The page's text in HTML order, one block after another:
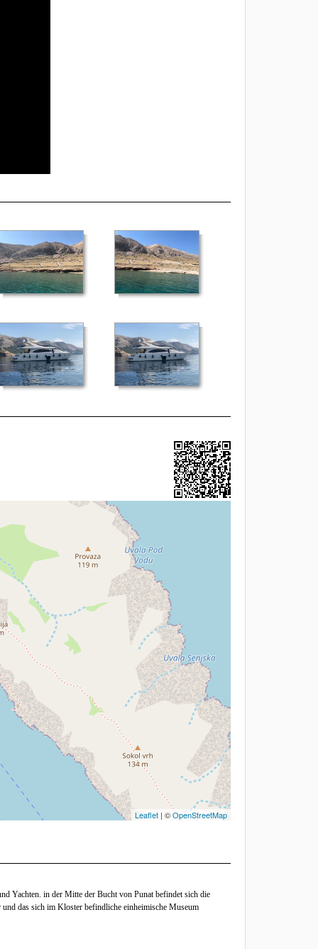
Leaflet| ©OpenStreetMap
Yachten. in der Mitte der Bucht von Punat befindet sich die
das sich im Kloster befindliche einheimische Museum